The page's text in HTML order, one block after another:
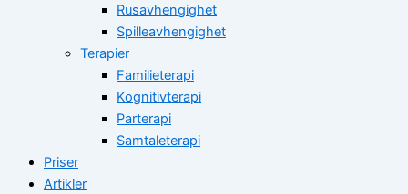
Rusavhengighet
Spilleavhengighet
Terapier
Familieterapi
Kognitivterapi
Parterapi
Samtaleterapi
Priser
Artikler